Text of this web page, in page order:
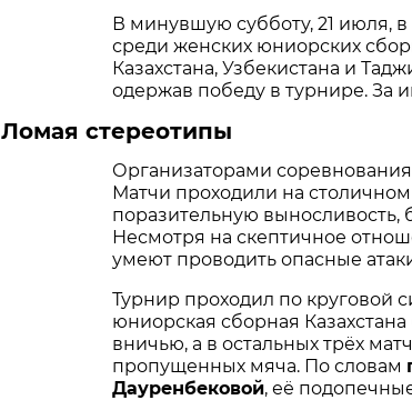
В минувшую субботу, 21 июля,
среди женских юниорских
Казахстана, Узбекистана и
одержав победу в турнире. За
Ломая стереотипы
Организаторами
Матчи проходили на
поразительную выносливость,
Несмотря на скептичное
умеют проводить опасные
Турнир проходил по круговой
юниорская сборная
вничью, а в остальных трёх
пропущенных мяча. По словам
Дауренбековой, её